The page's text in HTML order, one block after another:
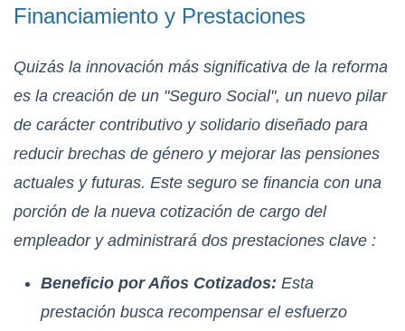
Financiamiento y Prestaciones
Quizás la innovación más significativa de la reforma
es la creación de un "Seguro Social", un nuevo pilar
de carácter contributivo y solidario diseñado para
reducir brechas de género y mejorar las pensiones
actuales y futuras. Este seguro se financia con una
porción de la nueva cotización de cargo del
empleador y administrará dos prestaciones clave :
Beneficio por Años Cotizados: Esta
prestación busca recompensar el esfuerzo